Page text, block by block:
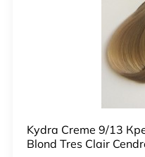
Kydra Creme 9/13
Blond Tres Clair